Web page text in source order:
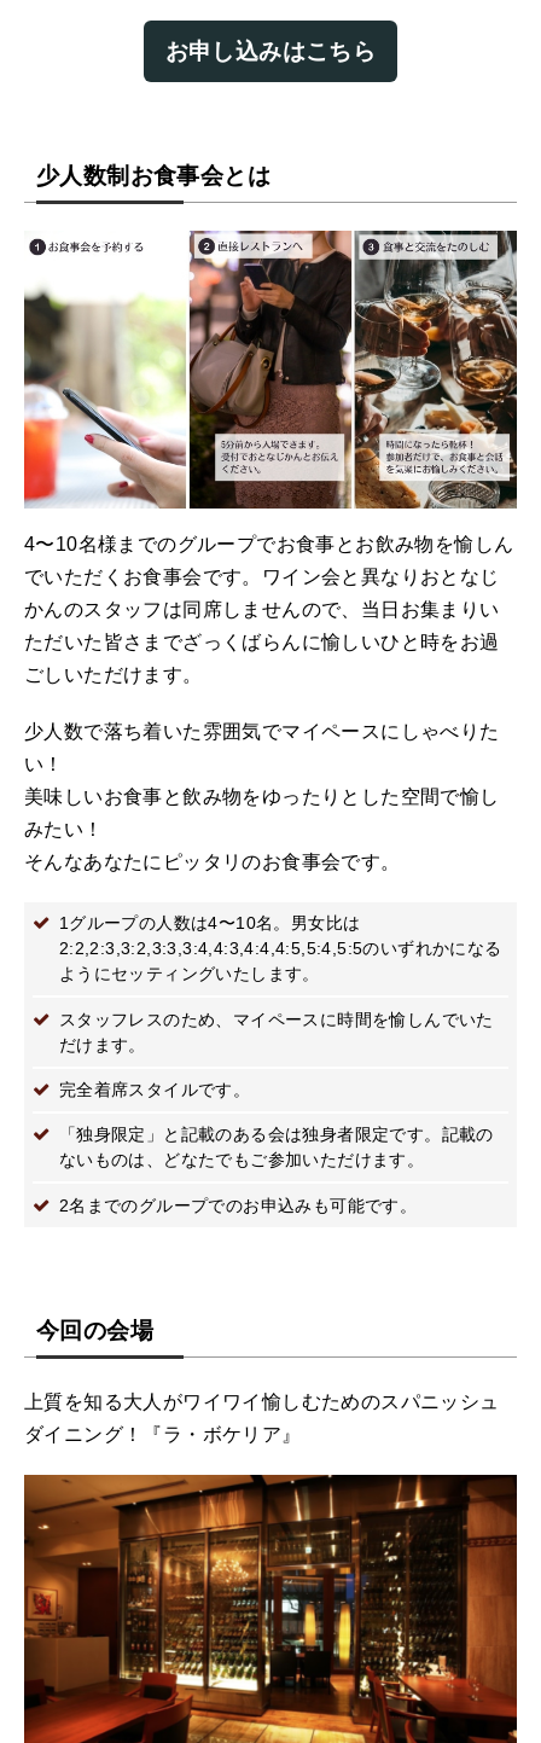
お申し込みはこちら
少人数制お食事会とは
4〜10名様までのグループでお食事とお飲み物を愉しん
でいただくお食事会です。ワイン会と異なりおとなじ
かんのスタッフは同席しませんので、当日お集まりい
ただいた皆さまでざっくばらんに愉しいひと時をお過
ごしいただけます。
少人数で落ち着いた雰囲気でマイペースにしゃべりた
い！
美味しいお食事と飲み物をゆったりとした空間で愉し
みたい！
そんなあなたにピッタリのお食事会です。
1グループの人数は4〜10名。男女比は
2:2,2:3,3:2,3:3,3:4,4:3,4:4,4:5,5:4,5:5のいずれかになる
ようにセッティングいたします。
スタッフレスのため、マイペースに時間を愉しんでいた
だけます。
完全着席スタイルです。
「独身限定」と記載のある会は独身者限定です。記載の
ないものは、どなたでもご参加いただけます。
2名までのグループでのお申込みも可能です。
今回の会場
上質を知る大人がワイワイ愉しむためのスパニッシュ
ダイニング！『ラ・ボケリア』